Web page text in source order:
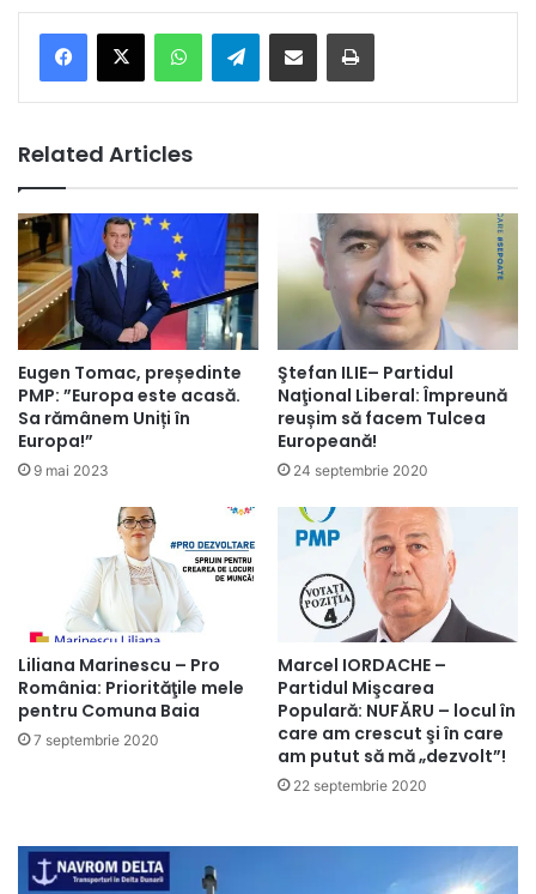
Telegram
Related Articles
Eugen Tomac, președinte
PMP: ”Europa este acasă.
Sa rămânem Uniți în
Europa!”
9 mai 2023
Ştefan ILIE– Partidul
Naţional Liberal: Împreună
reușim să facem Tulcea
Europeană!
24 septembrie 2020
Liliana Marinescu – Pro
România: Priorităţile mele
pentru Comuna Baia
7 septembrie 2020
Marcel IORDACHE –
Partidul Mişcarea
Populară: NUFĂRU – locul în
care am crescut şi în care
am putut să mă „dezvolt”!
22 septembrie 2020